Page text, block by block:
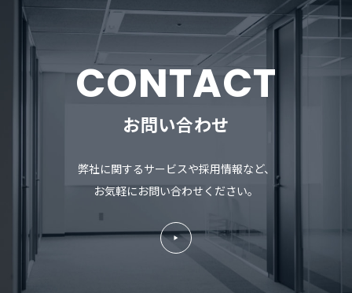
CONTACT
お問い合わせ
弊社に関するサービスや採用情報など、
お気軽にお問い合わせください。